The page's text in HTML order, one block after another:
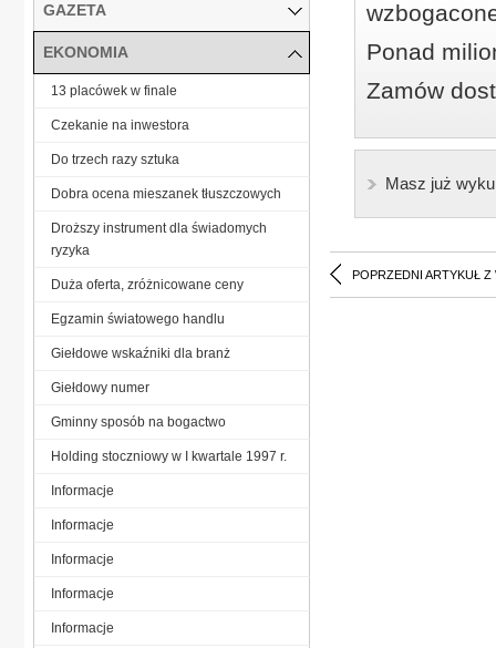
Ponad
Zamów
Masz już
POPRZEDNI ARTYKUŁ Z
GAZETA
EKONOMIA
13 placówek w finale
Czekanie na inwestora
Do trzech razy sztuka
Dobra ocena mieszanek tłuszczowych
Droższy instrument dla świadomych
ryzyka
Duża oferta, zróżnicowane ceny
Egzamin światowego handlu
Giełdowe wskaźniki dla branż
Giełdowy numer
Gminny sposób na bogactwo
Holding stoczniowy w I kwartale 1997 r.
Informacje
Informacje
Informacje
Informacje
Informacje